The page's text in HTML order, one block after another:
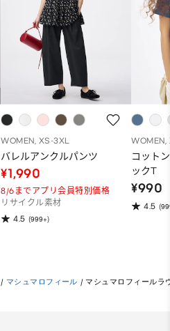
WOMEN, XS-3XL
バレルアンクルパンツ
¥1,990
8/6までアプリ会員特別価格
リサイクル素材
4.5 (999+)
WOMEN,
コット
ックT
¥990
4.5
/ マシュマロフィール / マシュマロフィールラ